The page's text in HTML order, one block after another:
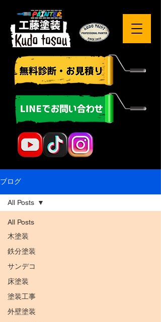
ブログ
All Posts
木塗装
鉄分塗装
サンデコ
床塗装
塗装工事
外壁塗装
All Posts